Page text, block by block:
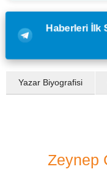
Haberleri İlk
Yazar Biyografisi
Zeynep